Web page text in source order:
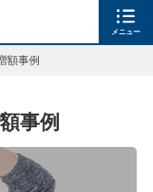
メニュー
額事例
事例